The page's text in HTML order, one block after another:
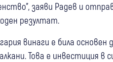
заяви Радев и
резултат.
винаги е била основен
Това е инвестиция в